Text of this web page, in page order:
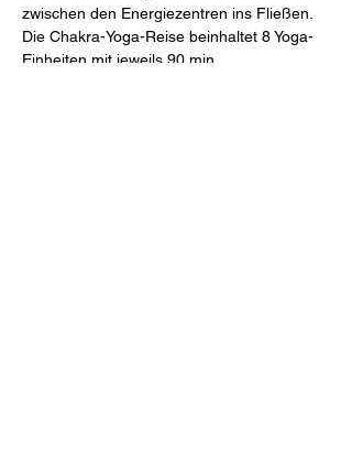
zwischen den Energiezentren ins Fließen.
Die Chakra-Yoga-Reise beinhaltet 8 Yoga-
Einheiten mit jeweils 90 min.